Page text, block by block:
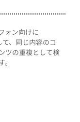
ォン向けに
、同じ内容のコ
ツの重複として検